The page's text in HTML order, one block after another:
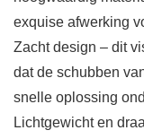
exquise afwerking
Zacht design – dit
dat de schubben
snelle oplossing
Lichtgewicht en